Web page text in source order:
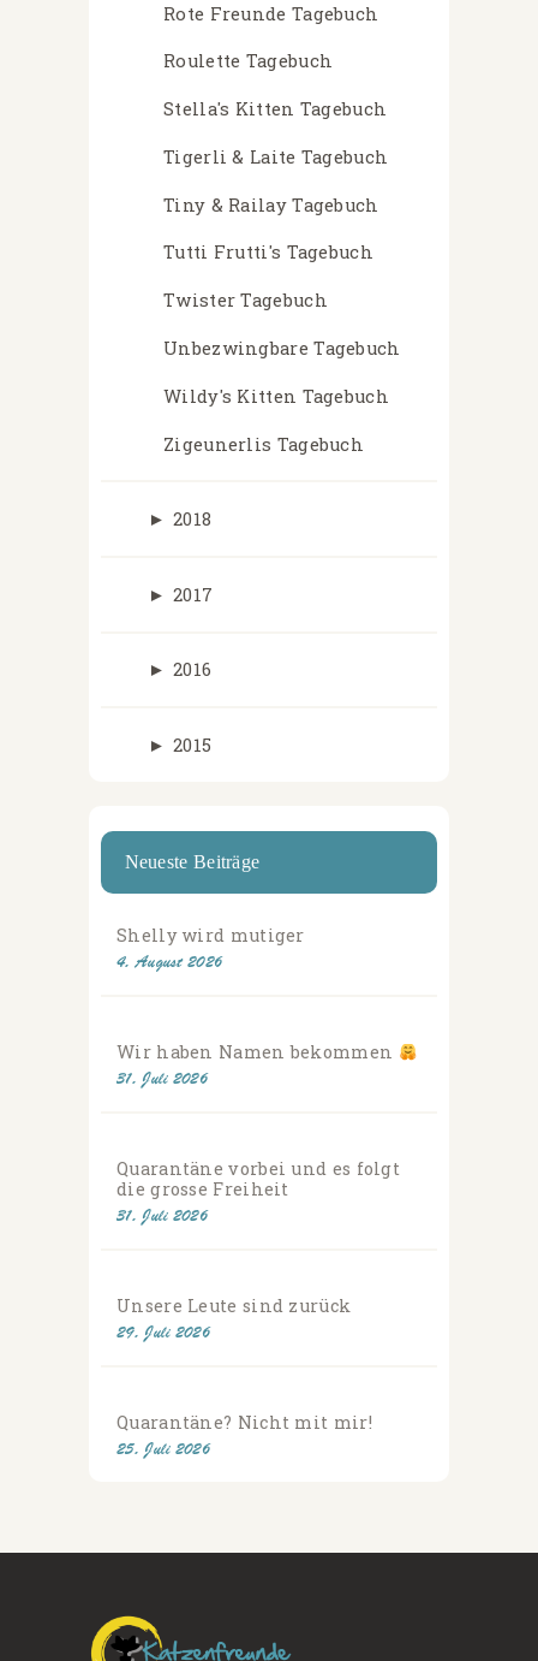
Rote Freunde Tagebuch
Roulette Tagebuch
Stella's Kitten Tagebuch
Tigerli & Laite Tagebuch
Tiny & Railay Tagebuch
Tutti Frutti's Tagebuch
Twister Tagebuch
Unbezwingbare Tagebuch
Wildy's Kitten Tagebuch
Zigeunerlis Tagebuch
► 2018
► 2017
► 2016
► 2015
Neueste Beiträge
Shelly wird mutiger
4. August 2026
Wir haben Namen bekommen
31. Juli 2026
Quarantäne vorbei und es folgt
die grosse Freiheit
31. Juli 2026
Unsere Leute sind zurück
29. Juli 2026
Quarantäne? Nicht mit mir!
25. Juli 2026